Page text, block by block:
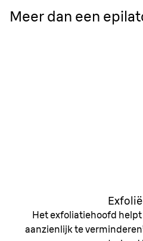
Meer dan een
Het exfoliatiehoofd
aanzienlijk te